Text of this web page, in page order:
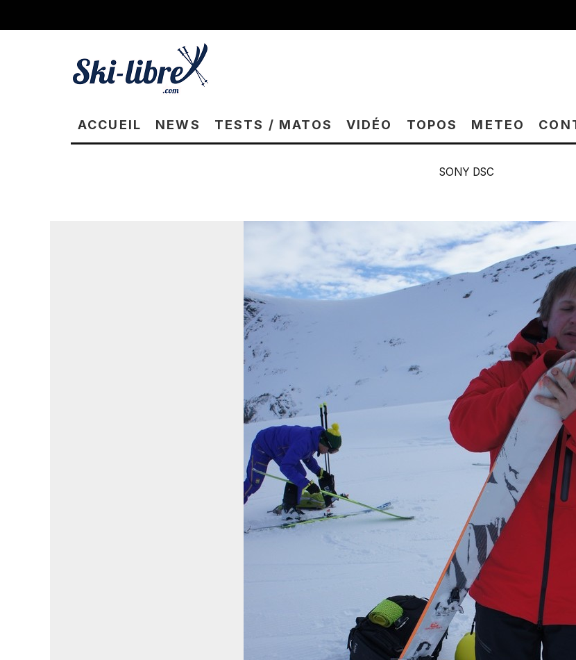
ACCUEIL NEWS TESTS / MATOS VIDÉO TOPOS METEO
SONY DSC